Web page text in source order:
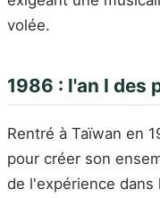
volée.
1986 : l'an I des
Rentré à Taïwan en
pour créer son
de l'expérience